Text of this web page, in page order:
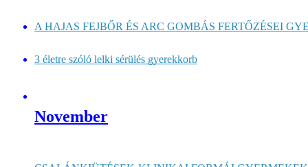
A HAJAS FEJBŐR ÉS ARC GOMBÁS FERTŐZÉSEI
3 életre szóló lelki sérülés gyerekkorb
November